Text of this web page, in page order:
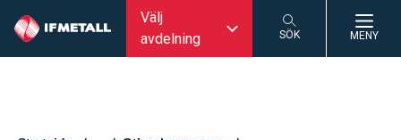
Välj
avdelning
SÖK MENY